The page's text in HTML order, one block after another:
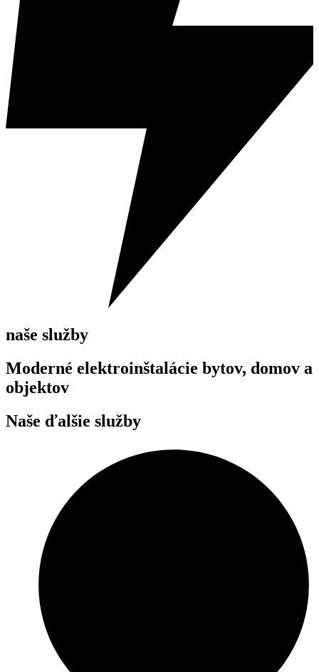
naše služby
Moderné elektroinštalácie bytov, domov a
objektov
Naše ďalšie služby